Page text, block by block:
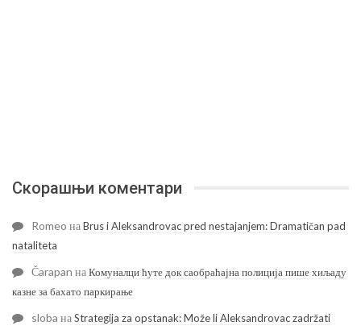
Скорашњи коментари
Romeo наBrus i Aleksandrovac pred nestajanjem: Dramatičan pad
nataliteta
Čarapan наКомуналци ћуте док саобраћајна полиција пише хиљаду
казне за бахато паркирање
sloba наStrategija za opstanak: Može li Aleksandrovac zadržati